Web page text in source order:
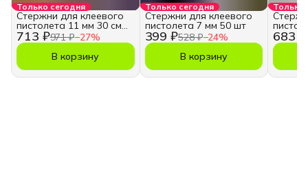
Только сегодня
713 ₽971 ₽−27%
Стержни для клеевого
пистолета 11 мм 30 см
50 шт
В корзину
Только сегодня
399 ₽528 ₽−24%
Стержни для клеевого
пистолета 7 мм 50 шт
В корзину
Только
683 ₽